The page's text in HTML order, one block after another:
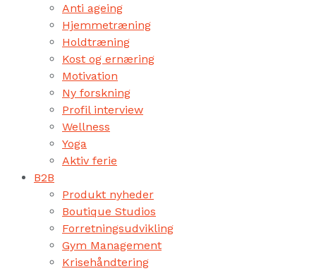
Anti ageing
Hjemmetræning
Holdtræning
Kost og ernæring
Motivation
Ny forskning
Profil interview
Wellness
Yoga
Aktiv ferie
B2B
Produkt nyheder
Boutique Studios
Forretningsudvikling
Gym Management
Krisehåndtering